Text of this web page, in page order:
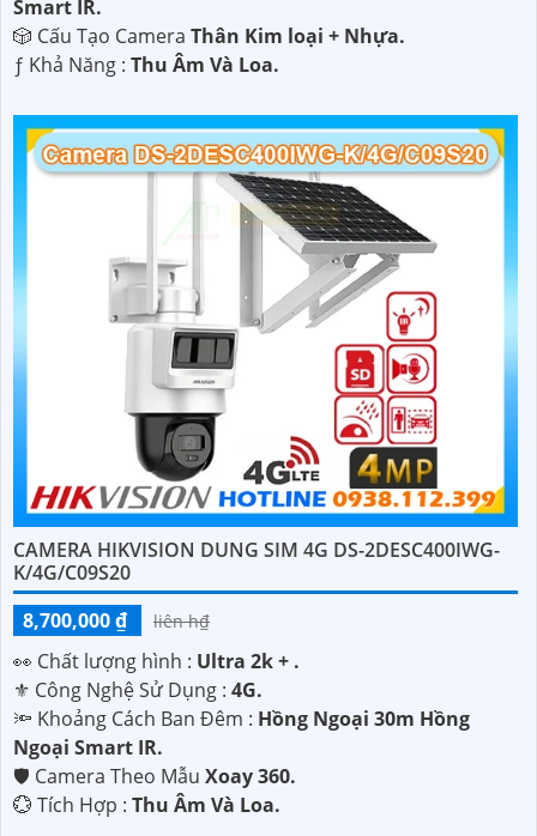
Smart IR.
🎲 Cấu Tạo Camera Thân Kim loại + Nhựa.
️ƒ Khả Năng : Thu Âm Và Loa.
CAMERA HIKVISION DUNG SIM 4G DS-2DESC400IWG-
K/4G/C09S20
8,700,000 ₫
liên h₫
️👀 Chất lượng hình : Ultra 2k + .
⚜️ Công Nghệ Sử Dụng : 4G.
🔦 Khoảng Cách Ban Đêm : Hồng Ngoại 30m Hồng
Ngoại Smart IR.
🛡 Camera Theo Mẫu Xoay 360.
️💮 Tích Hợp : Thu Âm Và Loa.